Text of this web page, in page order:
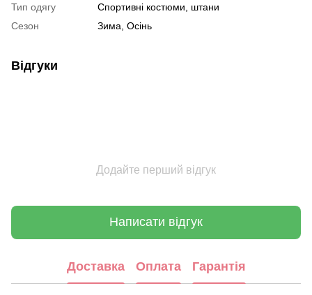
Тип одягу
Спортивні костюми, штани
Сезон
Зима, Осінь
Відгуки
Додайте перший відгук
Написати відгук
Доставка Оплата Гарантія